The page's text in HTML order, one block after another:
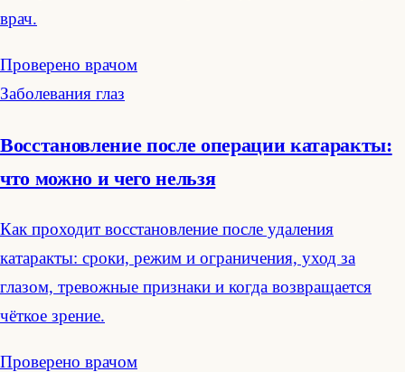
врач.
Проверено врачом
Заболевания глаз
Восстановление после операции катаракты:
что можно и чего нельзя
Как проходит восстановление после удаления
катаракты: сроки, режим и ограничения, уход за
глазом, тревожные признаки и когда возвращается
чёткое зрение.
Проверено врачом